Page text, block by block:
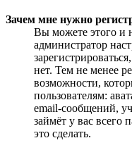
Зачем мне нужно
Вы можете этого и
администратор
нет. Тем не менее
возможности,
пользователям:
email-сообщений,
займёт у вас всего
это сделать.